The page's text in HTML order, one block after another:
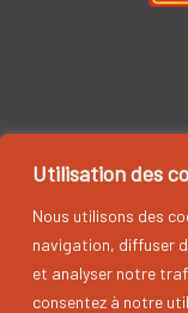
Utilisation des
Nous utilisons des
navigation, diffuser
et analyser notre
consentez à notre